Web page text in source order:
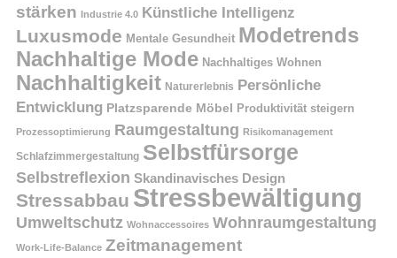
stärken Industrie 4.0 Künstliche Intelligenz
Luxusmode Mentale Gesundheit Modetrends
Nachhaltige Mode Nachhaltiges Wohnen
Nachhaltigkeit Naturerlebnis Persönliche
Entwicklung Platzsparende Möbel Produktivität steigern
Prozessoptimierung Raumgestaltung Risikomanagement
Schlafzimmergestaltung Selbstfürsorge
Selbstreflexion Skandinavisches Design
Stressabbau Stressbewältigung
Umweltschutz Wohnaccessoires Wohnraumgestaltung
Work-Life-Balance Zeitmanagement